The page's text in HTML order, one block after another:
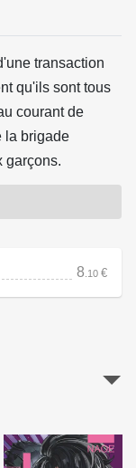
transaction
qu'ils sont tous
courant de
la brigade
garçons.
appelé Shogo,
8 .10 €